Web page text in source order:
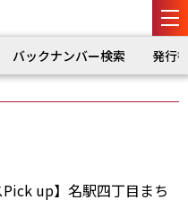
バックナンバー検索 発行
Pick up】名駅四丁目まち